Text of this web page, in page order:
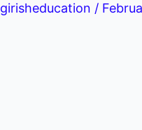
girisheducation /